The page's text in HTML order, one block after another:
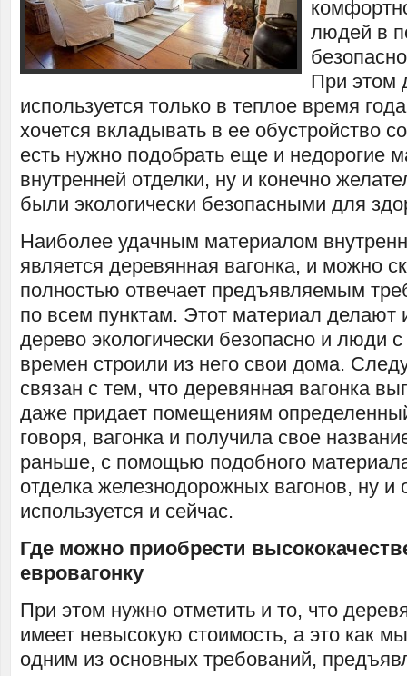
людей в
При этом
используется только в теплое время
хочется вкладывать в ее обустройство
есть нужно подобрать еще и недорогие
внутренней отделки, ну и конечно
были экологически безопасными для
Наиболее удачным материалом
является деревянная вагонка, и можно
полностью отвечает предъявляемым
по всем пунктам. Этот материал делают
дерево экологически безопасно и люди
времен строили из него свои дома.
связан с тем, что деревянная вагонка
даже придает помещениям
говоря, вагонка и получила свое
раньше, с помощью подобного
отделка железнодорожных вагонов, ну и
используется и сейчас.
Где можно приобрести
евровагонку
При этом нужно отметить и то, что
имеет невысокую стоимость, а это как
одним из основных требований,